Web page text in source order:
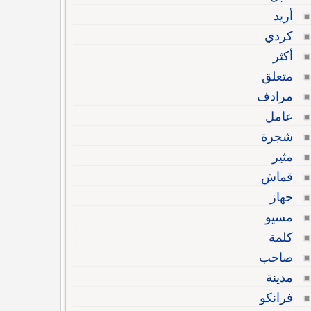
أريد
كردي
أكثر
متعلق
مرادف
عامل
شجرة
مثير
قماش
جهاز
مسيو
كلمة
صاحب
مدينة
فرانكو